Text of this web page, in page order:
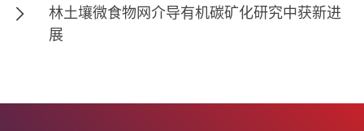
林土壤微食物网介导有机碳矿化研究中获新进
展